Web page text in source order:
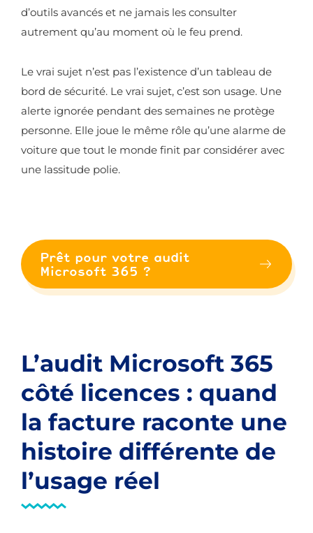
d’outils avancés et ne jamais les consulter
autrement qu’au moment où le feu prend.
Le vrai sujet n’est pas l’existence d’un tableau de
bord de sécurité. Le vrai sujet, c’est son usage. Une
alerte ignorée pendant des semaines ne protège
personne. Elle joue le même rôle qu’une alarme de
voiture que tout le monde finit par considérer avec
une lassitude polie.
Prêt pour votre audit
Microsoft 365 ?
L’audit Microsoft 365
côté licences : quand
la facture raconte une
histoire différente de
l’usage réel